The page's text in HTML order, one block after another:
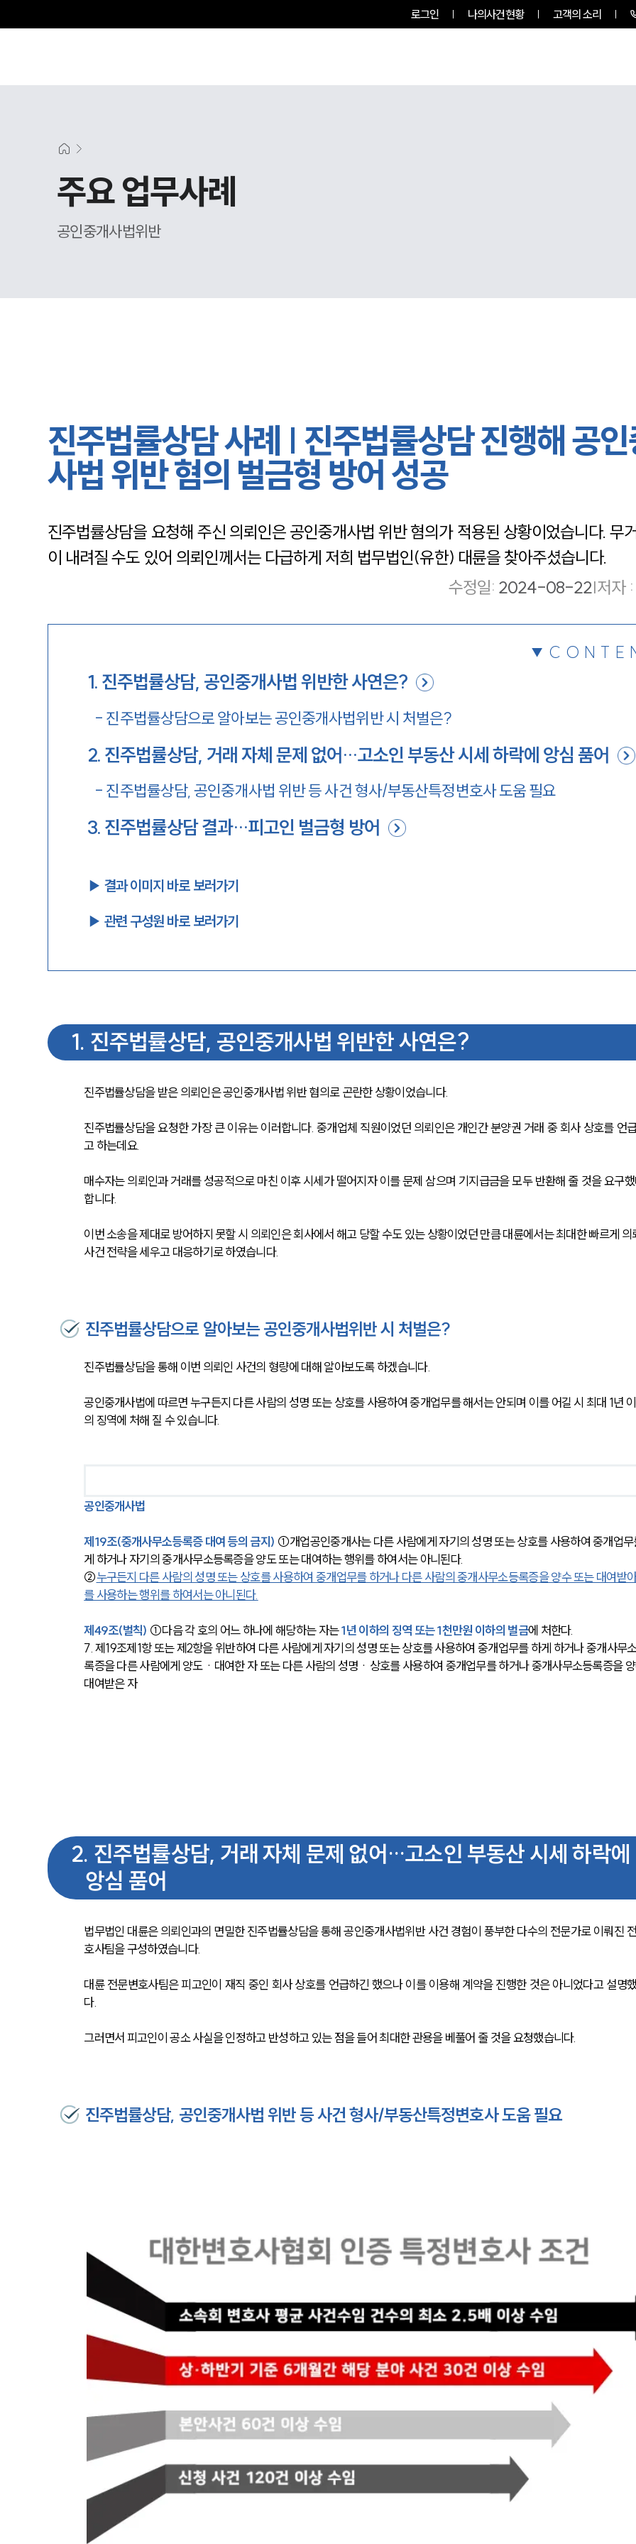
로그인 나의사건현황 고객의 소리
주요 업무사례
공인중개사법위반
진주법률상담 사례 | 진주법률상담 진행해 공인
사법 위반 혐의 벌금형 방어 성공
진주법률상담을 요청해 주신 의뢰인은 공인중개사법 위반 혐의가 적용된 상황이었습니다. 무
이 내려질 수도 있어 의뢰인께서는 다급하게 저희 법무법인(유한) 대륜을 찾아주셨습니다.
수정일: 2024-08-22|저자 :
1. 진주법률상담, 공인중개사법 위반한 사연은?
- 진주법률상담으로 알아보는 공인중개사법위반 시 처벌은?
2. 진주법률상담, 거래 자체 문제 없어…고소인 부동산 시세 하락에 앙심 품어
- 진주법률상담, 공인중개사법 위반 등 사건 형사/부동산특정변호사 도움 필요
3. 진주법률상담 결과…피고인 벌금형 방어
▶︎ 결과 이미지 바로 보러가기
▶︎ 관련 구성원 바로 보러가기
1. 진주법률상담, 공인중개사법 위반한 사연은?
진주법률상담을 받은 의뢰인은 공인중개사법 위반 혐의로 곤란한 상황이었습니다.
진주법률상담을 요청한 가장 큰 이유는 이러합니다. 중개업체 직원이었던 의뢰인은 개인간 분양권 거래 중 회사 상호를 언
고 하는데요.
매수자는 의뢰인과 거래를 성공적으로 마친 이후 시세가 떨어지자 이를 문제 삼으며 기지급금을 모두 반환해 줄 것을 요구
합니다.
이번 소송을 제대로 방어하지 못할 시 의뢰인은 회사에서 해고 당할 수도 있는 상황이었던 만큼 대륜에서는 최대한 빠르게 의
사건 전략을 세우고 대응하기로 하였습니다.
진주법률상담으로 알아보는 공인중개사법위반 시 처벌은?
진주법률상담을 통해 이번 의뢰인 사건의 형량에 대해 알아보도록 하겠습니다.
공인중개사법에 따르면 누구든지 다른 사람의 성명 또는 상호를 사용하여 중개업무를 해서는 안되며 이를 어길 시 최대 1년
의 징역에 처해 질 수 있습니다.
공인중개사법
제19조(중개사무소등록증 대여 등의 금지) ①개업공인중개사는 다른 사람에게 자기의 성명 또는 상호를 사용하여 중개업무
게 하거나 자기의 중개사무소등록증을 양도 또는 대여하는 행위를 하여서는 아니된다.
②누구든지 다른 사람의 성명 또는 상호를 사용하여 중개업무를 하거나 다른 사람의 중개사무소등록증을 양수 또는 대여받
를 사용하는 행위를 하여서는 아니된다.
제49조(벌칙) ①다음 각 호의 어느 하나에 해당하는 자는 1년 이하의 징역 또는 1천만원 이하의 벌금에 처한다.
7. 제19조제1항 또는 제2항을 위반하여 다른 사람에게 자기의 성명 또는 상호를 사용하여 중개업무를 하게 하거나 중개사무
록증을 다른 사람에게 양도ㆍ대여한 자 또는 다른 사람의 성명ㆍ상호를 사용하여 중개업무를 하거나 중개사무소등록증을 양
대여받은 자
2. 진주법률상담, 거래 자체 문제 없어…고소인 부동산 시세 하락에
앙심 품어
법무법인 대륜은 의뢰인과의 면밀한 진주법률상담을 통해 공인중개사법위반 사건 경험이 풍부한 다수의 전문가로 이뤄진
호사팀을 구성하였습니다.
대륜 전문변호사팀은 피고인이 재직 중인 회사 상호를 언급하긴 했으나 이를 이용해 계약을 진행한 것은 아니었다고 설명
다.
그러면서 피고인이 공소 사실을 인정하고 반성하고 있는 점을 들어 최대한 관용을 베풀어 줄 것을 요청했습니다.
진주법률상담, 공인중개사법 위반 등 사건 형사/부동산특정변호사 도움 필요